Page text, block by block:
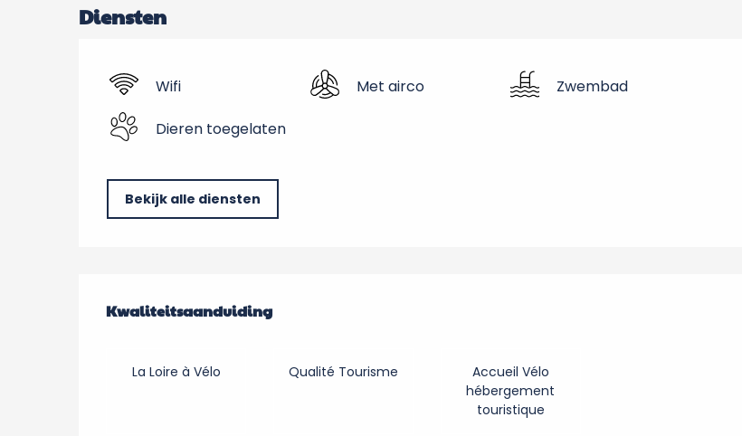
Diensten
Wifi Met airco Zwembad
Dieren toegelaten
Bekijk alle diensten
Dienstverlening
Kwaliteitsaanduiding
Kwaliteitsaanduiding
La Loire à Vélo Qualité Tourisme
Accueil Vélo
hébergement
touristique